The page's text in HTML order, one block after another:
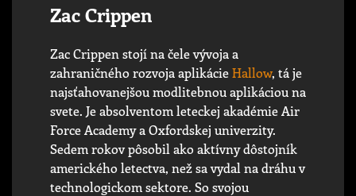
Zac Crippen
Zac Crippen stojí na čele vývoja a
zahraničného rozvoja aplikácieHallow, tá je
najsťahovanejšou modlitebnou aplikáciou na
svete. Je absolventom leteckej akadémie Air
Force Academy a Oxfordskej univerzity.
Sedem rokov pôsobil ako aktívny dôstojník
amerického letectva, než sa vydal na dráhu v
technologickom sektore. So svojou